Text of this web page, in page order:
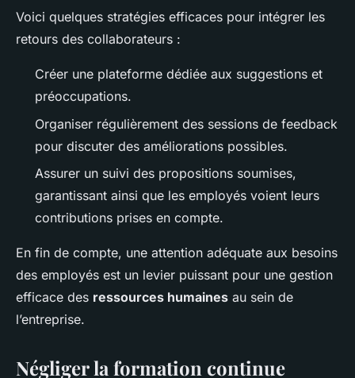
Voici quelques stratégies efficaces pour intégrer les
retours des collaborateurs :
Créer une plateforme dédiée aux suggestions et
préoccupations.
Organiser régulièrement des sessions de feedback
pour discuter des améliorations possibles.
Assurer un suivi des propositions soumises,
garantissant ainsi que les employés voient leurs
contributions prises en compte.
En fin de compte, une attention adéquate aux besoins
des employés est un levier puissant pour une gestion
efficace des ressources humaines au sein de
l’entreprise.
Négliger la formation continue